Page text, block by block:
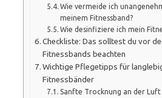
Wie vermeide ich
meinem Fitnessband?
Wie desinfiziere ich mein
Checkliste: Das solltest du vor
Fitnessbands beachten
Wichtige Pflegetipps für
Fitnessbänder
Sanfte Trocknung an der Luft